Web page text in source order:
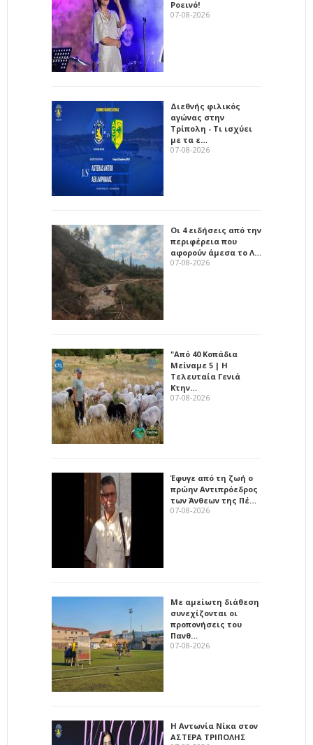
Ροεινό!
07-08-2026
Διεθνής φιλικός
αγώνας στην
Τρίπολη - Τι ισχύει
με τα ε…
07-08-2026
Οι 4 ειδήσεις από την
περιφέρεια που
αφορούν άμεσα το Λ…
07-08-2026
"Από 40 Κοπάδια
Μείναμε 5 | Η
Τελευταία Γενιά
Κτην…
07-08-2026
Έφυγε από τη ζωή ο
πρώην Αντιπρόεδρος
των Άνθεων της Πέ…
07-08-2026
Με αμείωτη διάθεση
συνεχίζονται οι
προπονήσεις του
Πανθ…
07-08-2026
Η Αντωνία Νίκα στον
ΑΣΤΕΡΑ ΤΡΙΠΟΛΗΣ